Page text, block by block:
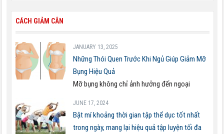
CÁCH GIẢM CÂN
JANUARY 13, 2025
Những Thói Quen Trước Khi Ngủ Giúp Giảm Mỡ
Bụng Hiệu Quả
Mỡ bụng không chỉ ảnh hưởng đến ngoại
JUNE 17, 2024
Bật mí khoảng thời gian tập thể dục tốt nhất
trong ngày, mang lại hiệu quả tập luyện tối đa